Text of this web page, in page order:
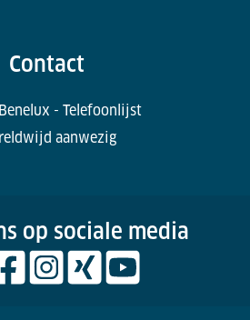
Contact
- Telefoonlijst
aanwezig
op sociale media